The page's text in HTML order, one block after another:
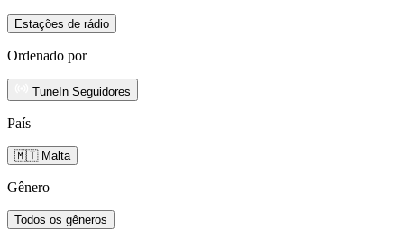
Estações de rádio
Ordenado por
TuneIn Seguidores
País
🇲🇹 Malta
Gênero
Todos os gêneros